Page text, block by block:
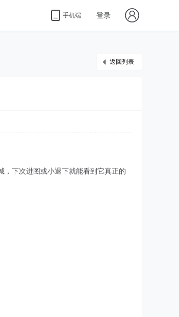
手机端 登录
返回列表
，下次进图或小退下就能看到它真正的